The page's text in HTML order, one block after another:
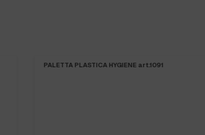
PALETTA PLASTICA HYGIENE art.1091